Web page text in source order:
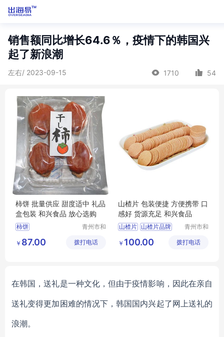
销售额同比增长64.6％，疫情下的韩国兴
起了新浪潮
左右/ 2023-09-15 1710 54
柿饼 批量供应 甜度适中 礼品
盒包装 和兴食品 放心选购
柿饼
青州市和
限公司
￥ 87.00 拨打电话
山楂片 包装便捷 方便携带 口
感好 货源充足 和兴食品
山楂片 山楂片品牌
青州市和
限公司
￥ 100.00 拨打电话
在韩国，送礼是一种文化，但由于疫情影响，因此在亲自
送礼变得更加困难的情况下，韩国国内兴起了网上送礼的
浪潮。